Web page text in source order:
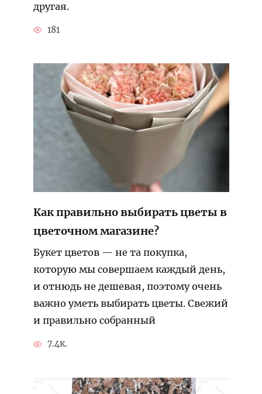
другая.
181
Как правильно выбирать цветы в
цветочном магазине?
Букет цветов — не та покупка,
которую мы совершаем каждый день,
и отнюдь не дешевая, поэтому очень
важно уметь выбирать цветы. Свежий
и правильно собранный
7.4к.